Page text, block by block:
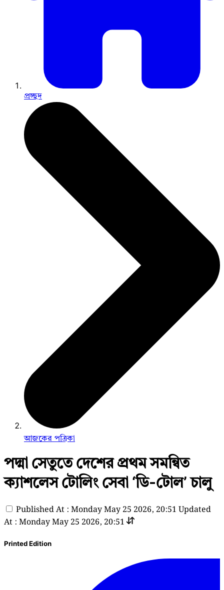
প্রচ্ছদ
আজকের পত্রিকা
পদ্মা সেতুতে দেশের প্রথম সমন্বিত
ক্যাশলেস টোলিং সেবা ‘ডি-টোল’ চালু
Published At : Monday May 25 2026, 20:51 Updated
At : Monday May 25 2026, 20:51
Printed Edition